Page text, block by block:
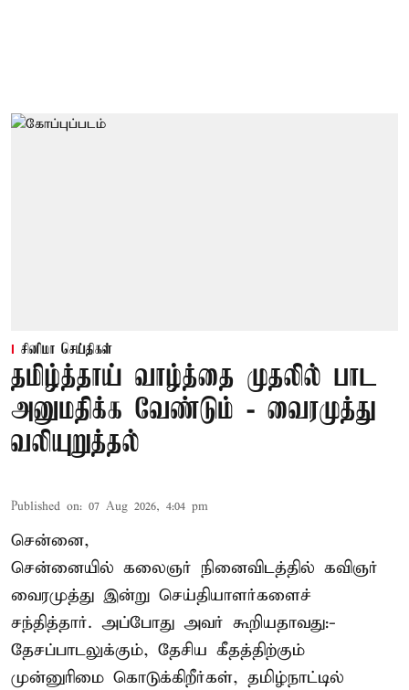
சினிமா செய்திகள்
தமிழ்த்தாய் வாழ்த்தை முதலில் பாட
அனுமதிக்க வேண்டும் - வைரமுத்து
வலியுறுத்தல்
Published on: 07 Aug 2026, 4:04 pm
சென்னை,
சென்னையில் கலைஞர் நினைவிடத்தில் கவிஞர்
வைரமுத்து இன்று செய்தியாளர்களைச்
சந்தித்தார். அப்போது அவர் கூறியதாவது:-
தேசப்பாடலுக்கும், தேசிய கீதத்திற்கும்
முன்னுரிமை கொடுக்கிறீர்கள், தமிழ்நாட்டில்